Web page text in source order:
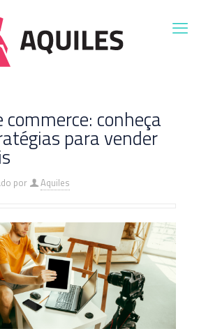
commerce: conheça
para vender
por Aquiles